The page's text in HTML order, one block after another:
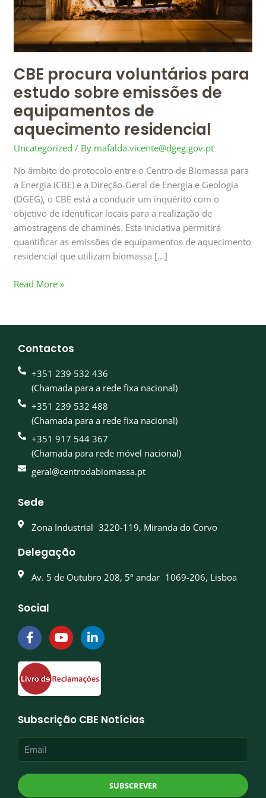
CBE procura voluntários para
estudo sobre emissões de
equipamentos de
aquecimento residencial
Uncategorized / By mafalda.vicente@dgeg.gov.pt
No âmbito do protocolo entre o Centro de Biomassa para
a Energia (CBE) e a Direção-Geral de Energia e Geologia
(DGEG), o CBE está a conduzir um inquérito com o
objetivo de identificar locais para a realização de
amostragens de chaminés. Esta iniciativa permitirá
quantificar as emissões de equipamentos de aquecimento
residencial que utilizam biomassa […]
equipamentos
de
aquecimento
residencial
Read More »
Contactos
+351 239 532 436
(Chamada para a rede fixa nacional)
+351 239 532 488
(Chamada para a rede fixa nacional)
+351 917 544 367
(Chamada para rede móvel nacional)
geral@centrodabiomassa.pt
Sede
Zona Industrial 3220-119, Miranda do Corvo
Delegação
Av. 5 de Outubro 208, 5º andar 1069-206, Lisboa
Social
F
a
c
e
b
o
k
-
f
Y
o
u
t
u
L
i
n
k
e
n
-
i
Subscrição CBE Notícias
SUBSCREVER